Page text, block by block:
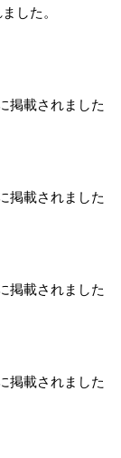
した。
掲載されました
掲載されました
掲載されました
掲載されました